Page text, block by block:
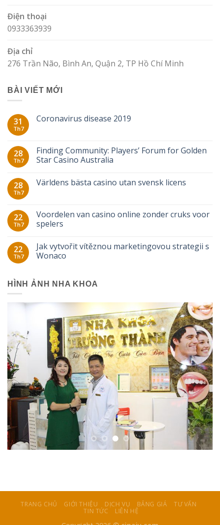
Điện thoại
0933363939
Địa chỉ
276 Trần Não, Bình An, Quận 2, TP Hồ Chí Minh
BÀI VIẾT MỚI
31
Th7
Coronavirus disease 2019
28
Th7
Finding Community: Players’ Forum for Golden
Star Casino Australia
28
Th7
Världens bästa casino utan svensk licens
22
Th7
Voordelen van casino online zonder cruks voor
spelers
22
Th7
Jak vytvořit vítěznou marketingovou strategii s
Wonaco
HÌNH ẢNH NHA KHOA
TRANG CHỦ GIỚI THIỆU DỊCH VỤ BẢNG GIÁ
TƯ VẤN
TIN TỨC
LIÊN HỆ